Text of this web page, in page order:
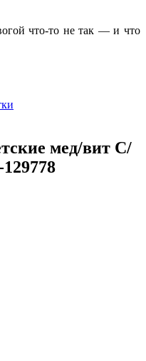
что-то не так — и что
мед/вит С/